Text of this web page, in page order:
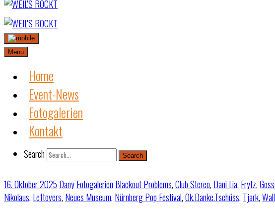
Skip
to
content
Menu
Home
Event-News
Fotogalerien
Kontakt
Search Search
16. Oktober 2025 DanyFotogalerien Blackout Problems,Club Stereo, Dani Lia, Frytz,
Nikolaus, Leftovers, Neues Museum, Nürnberg Pop Festival,Ok.Danke.Tschüss, Tjark,